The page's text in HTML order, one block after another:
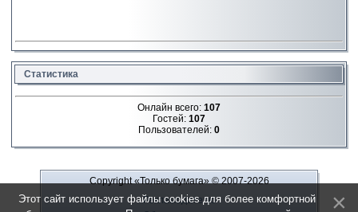
Статистика
Онлайн всего: 107
Гостей: 107
Пользователей: 0
Copyright «Только бумага»© 2007-2026
Рекламодателю
Этот сайт использует файлы cookies для более комфортной